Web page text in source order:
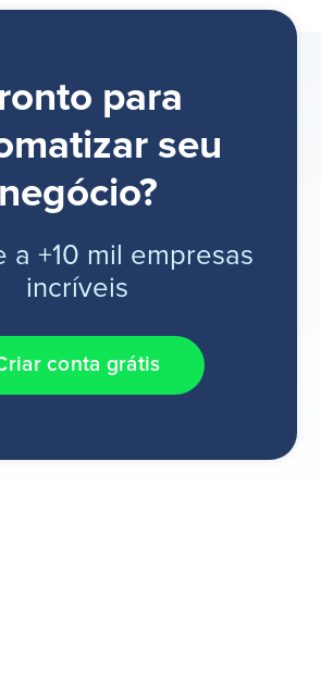
para
seu
negócio?
a +10 mil empresas
incríveis
conta grátis